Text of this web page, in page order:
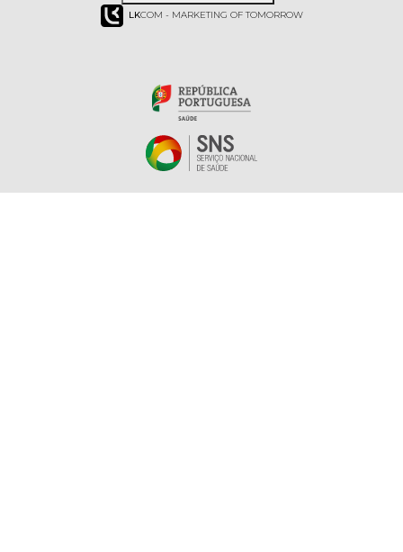
LKCOM - MARKETING OF TOMORROW